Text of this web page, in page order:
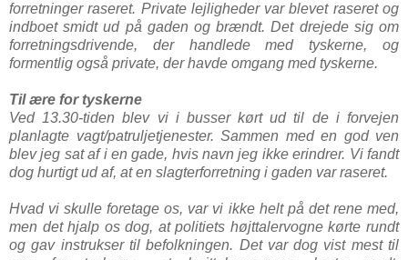
forretninger raseret. Private lejligheder var blevet raseret og
indboet smidt ud på gaden og brændt. Det drejede sig om
forretningsdrivende, der handlede med tyskerne, og
formentlig også private, der havde omgang med tyskerne.
Til ære for tyskerne
Ved 13.30-tiden blev vi i busser kørt ud til de i forvejen
planlagte vagt/patruljetjenester. Sammen med en god ven
blev jeg sat af i en gade, hvis navn jeg ikke erindrer. Vi fandt
dog hurtigt ud af, at en slagterforretning i gaden var raseret.
Hvad vi skulle foretage os, var vi ikke helt på det rene med,
men det hjalp os dog, at politiets højttalervogne kørte rundt
og gav instrukser til befolkningen. Det var dog vist mest til